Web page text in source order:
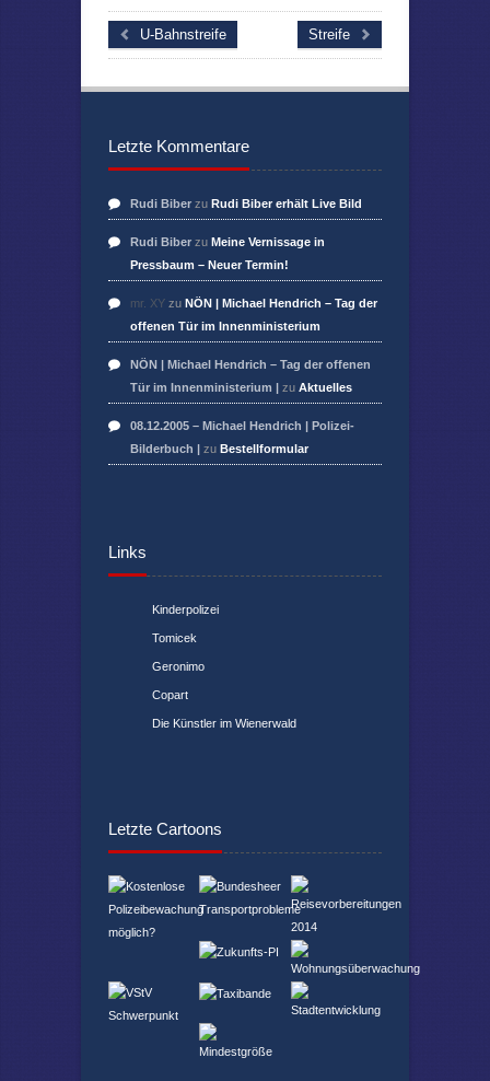
U-Bahnstreife Streife
Letzte Kommentare
Rudi Biber zu Rudi Biber erhält Live Bild
Rudi Biber zu Meine Vernissage in
Pressbaum – Neuer Termin!
mr. XY zu NÖN | Michael Hendrich – Tag der
offenen Tür im Innenministerium
NÖN | Michael Hendrich – Tag der offenen
Tür im Innenministerium | zu Aktuelles
08.12.2005 – Michael Hendrich | Polizei-
Bilderbuch | zu Bestellformular
Links
Kinderpolizei
Tomicek
Geronimo
Copart
Die Künstler im Wienerwald
Letzte Cartoons